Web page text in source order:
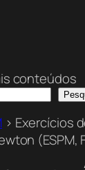
conteúdos
> Exercícios
(ESPM,